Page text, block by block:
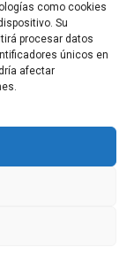
como cookies
Su
procesar datos
únicos en
afectar